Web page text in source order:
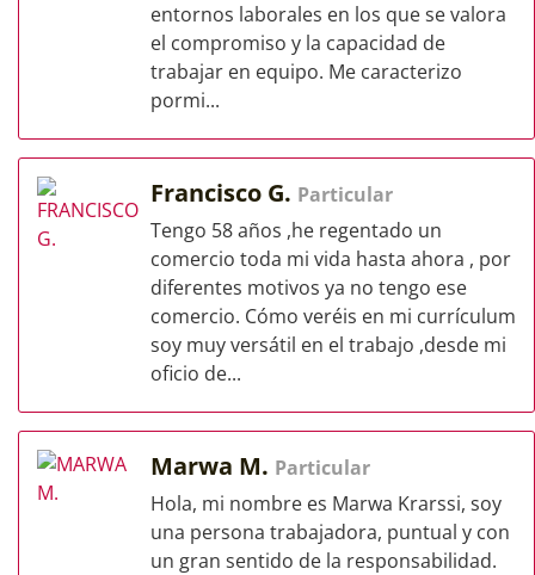
entornos laborales en los que se valora
el compromiso y la capacidad de
trabajar en equipo. Me caracterizo
pormi...
Francisco G. Particular
Tengo 58 años ,he regentado un
comercio toda mi vida hasta ahora , por
diferentes motivos ya no tengo ese
comercio. Cómo veréis en mi currículum
soy muy versátil en el trabajo ,desde mi
oficio de...
Marwa M. Particular
Hola, mi nombre es Marwa Krarssi, soy
una persona trabajadora, puntual y con
un gran sentido de la responsabilidad.